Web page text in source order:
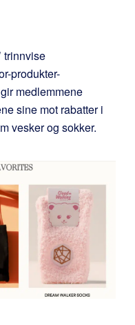
trinnvise
produkter-
medlemmene
sine mot rabatter i
vesker og sokker.